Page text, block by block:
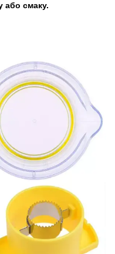
або смаку.